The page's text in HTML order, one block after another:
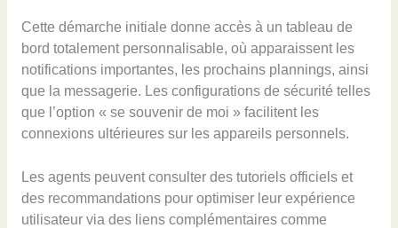
Cette démarche initiale donne accès à un tableau de
bord totalement personnalisable, où apparaissent les
notifications importantes, les prochains plannings, ainsi
que la messagerie. Les configurations de sécurité telles
que l’option « se souvenir de moi » facilitent les
connexions ultérieures sur les appareils personnels.
Les agents peuvent consulter des tutoriels officiels et
des recommandations pour optimiser leur expérience
utilisateur via des liens complémentaires comme